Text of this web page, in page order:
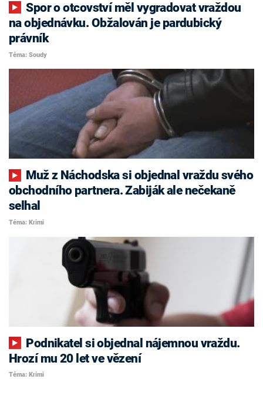
Spor o otcovství měl vygradovat vraždou
na objednávku. Obžalován je pardubický
právník
Téma: Soudy
obchodního partnera. Zabiják ale nečekaně
selhal
Téma: Krimi
Hrozí mu 20 let ve vězení
Téma: Krimi